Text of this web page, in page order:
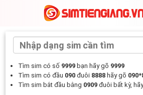
Tìm sim có số 9999 bạn hãy gõ 9999
Tìm sim có đầu 090 đuôi 8888 hãy gõ
Tìm sim bắt đầu bằng 0909 đuôi bất kỳ,